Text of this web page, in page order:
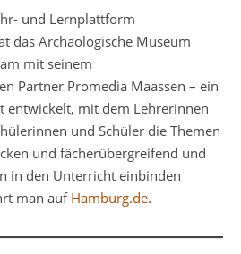
und Lernplattform
das Archäologische Museum
mit seinem
Partner Promedia Maassen – ein
entwickelt, mit dem Lehrerinnen
und Schüler die Themen
und fächerübergreifend und
in den Unterricht einbinden
man auf Hamburg.de.